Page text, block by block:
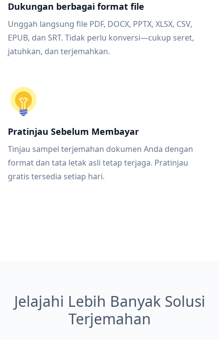
Dukungan berbagai format file
Unggah langsung file PDF, DOCX, PPTX, XLSX, CSV,
EPUB, dan SRT. Tidak perlu konversi—cukup seret,
jatuhkan, dan terjemahkan.
Pratinjau Sebelum Membayar
Tinjau sampel terjemahan dokumen Anda dengan
format dan tata letak asli tetap terjaga. Pratinjau
gratis tersedia setiap hari.
Jelajahi Lebih Banyak Solusi
Terjemahan